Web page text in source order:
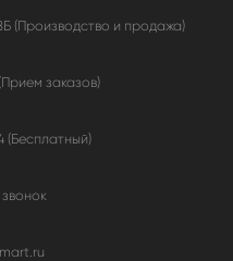
(Производство и продажа)
заказов)
(Бесплатный)